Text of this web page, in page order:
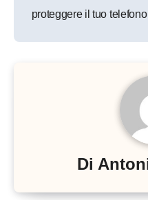
proteggere il tuo telefono
Di